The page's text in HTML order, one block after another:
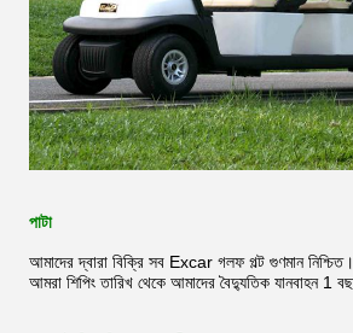
পাটা
আমাদের দ্বারা বিক্রি সব Excar গলফ গল্ট গুণমান নিশ্চিত।
আমরা শিপিং তারিখ থেকে আমাদের বৈদ্যুতিক যানবাহন 1